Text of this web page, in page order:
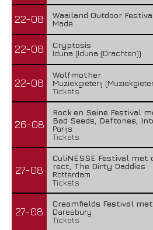
22-08
Waailand Outdoor
Made
22-08
Cryptosis
Iduna (Iduna (Drachten))
22-08
Wolfmother
Muziekgieterij
Tickets
26-08
Rock en Seine Festival
Bad Seeds, Deftones,
Parijs
Tickets
27-08
CuliNESSE Festival met
rect, The Dirty Daddies
Rotterdam
Tickets
27-08
Creamfields Festival
Daresbury
Tickets